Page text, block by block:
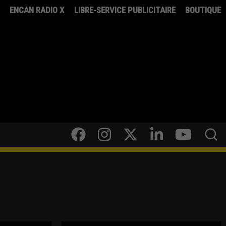
ENCAN RADIO X LIBRE-SERVICE PUBLICITAIRE BOUTIQUE